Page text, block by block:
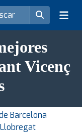
Vicenç
Barcelona